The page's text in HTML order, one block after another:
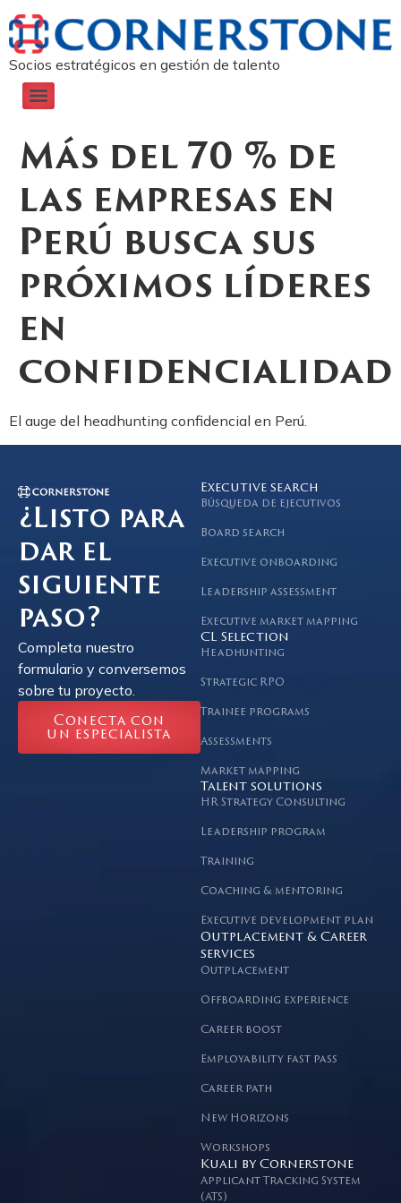
Socios estratégicos en gestión de talento
Más del 70 % de
las empresas en
Perú busca sus
próximos líderes
en
confidencialidad
El auge del headhunting confidencial en Perú.
¿Listo para
dar el
siguiente
paso?
Completa nuestro
formulario y conversemos
sobre tu proyecto.
Conecta con
un especialista
Executive search
Búsqueda de ejecutivos
Board search
Executive onboarding
Leadership assessment
Executive market mapping
CL Selection
Headhunting
Strategic RPO
Trainee programs
Assessments
Market mapping
Talent solutions
HR Strategy Consulting
Leadership program
Training
Coaching & mentoring
Executive development plan
Outplacement & Career
services
Outplacement
Offboarding experience
Career boost
Employability fast pass
Career path
New Horizons
Workshops
Kuali by Cornerstone
Applicant Tracking System
(ATS)